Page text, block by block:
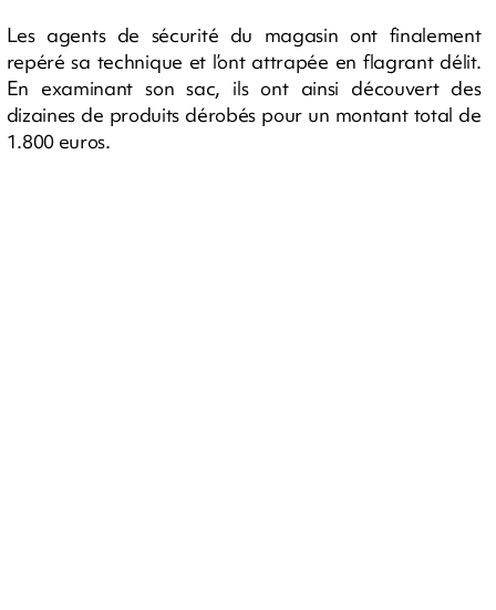
Les agents de sécurité du magasin ont finalement
repéré sa technique et l’ont attrapée en flagrant délit.
En examinant son sac, ils ont ainsi découvert des
dizaines de produits dérobés pour un montant total de
1.800 euros.